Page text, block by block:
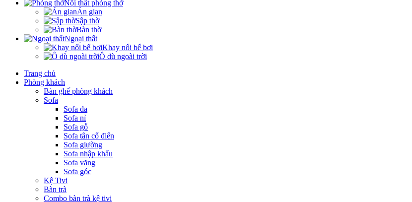
Nội thất phòng thờ
Án gian
Sập thờ
Bàn thờ
Ngoại thất
Khay nổi bể bơi
Ô dù ngoài trời
Trang chủ
Phòng khách
Bàn ghế phòng khách
Sofa
Sofa da
Sofa nỉ
Sofa gỗ
Sofa tân cổ điển
Sofa giường
Sofa nhập khẩu
Sofa văng
Sofa góc
Kệ Tivi
Bàn trà
Combo bàn trà kệ tivi